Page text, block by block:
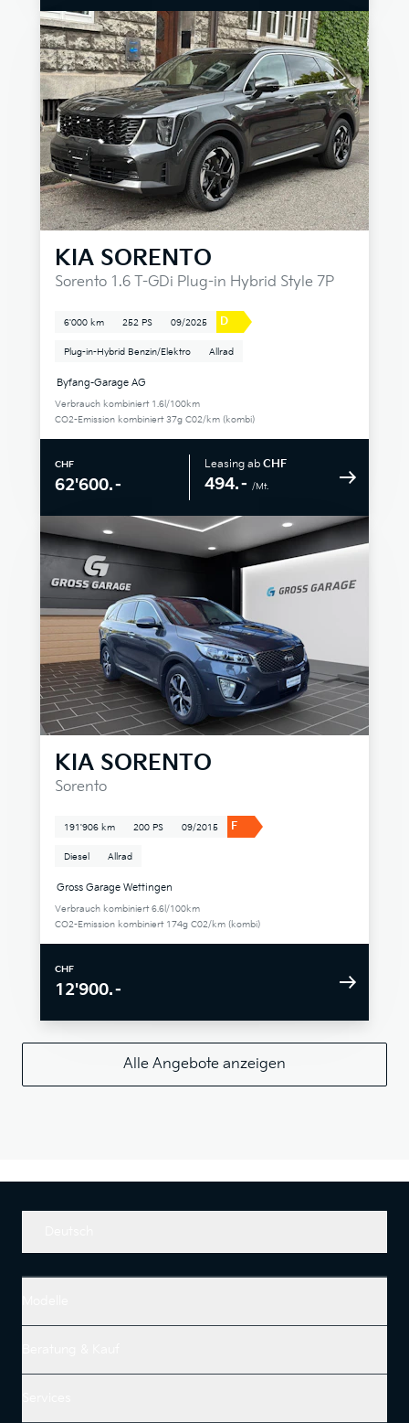
KIA SORENTO
Sorento 1.6 T-GDi Plug-in Hybrid Style 7P
6'000 km 252 PS 09/2025 D
Plug-in-Hybrid Benzin/Elektro Allrad
Byfang-Garage AG
Verbrauch kombiniert 1.6l/100km
CO2-Emission kombiniert 37g C02/km (kombi)
CHF
62'600.–
Leasing ab CHF
494.– /Mt.
KIA SORENTO
Sorento
191'906 km 200 PS 09/2015 F
Diesel Allrad
Gross Garage Wettingen
Verbrauch kombiniert 6.6l/100km
CO2-Emission kombiniert 174g C02/km (kombi)
CHF
12'900.–
Alle Angebote anzeigen